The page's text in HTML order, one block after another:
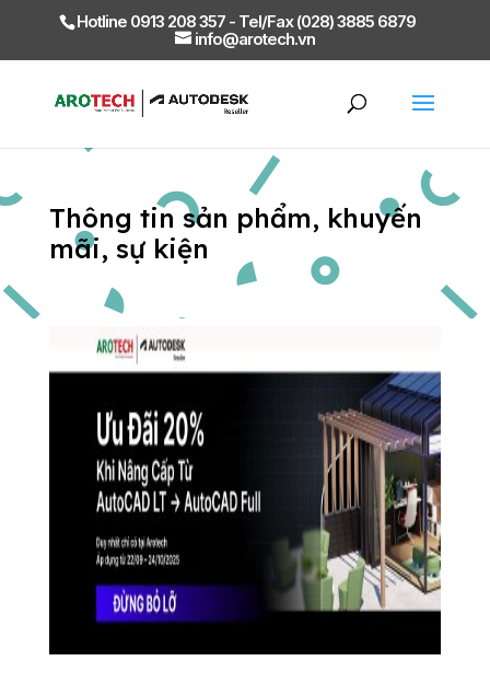
Hotline 0913 208 357 - Tel/Fax (028) 3885 6879
info@arotech.vn
Thông tin sản phẩm, khuyến
mãi, sự kiện